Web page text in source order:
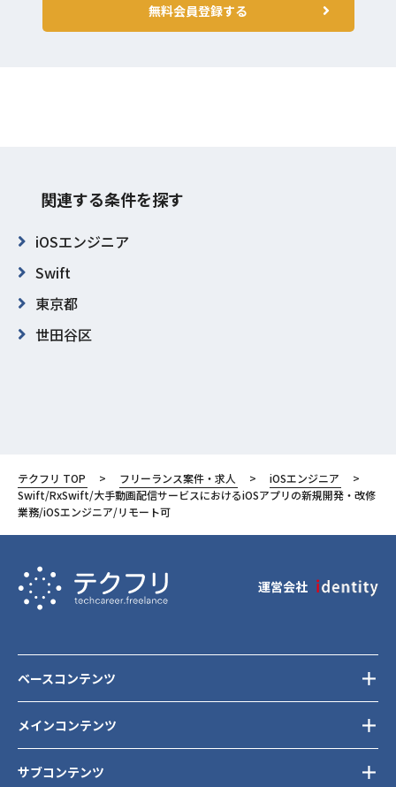
無料会員登録する
関連する条件を探す
iOSエンジニア
Swift
東京都
世田谷区
テクフリ TOP フリーランス案件・求人
iOSエンジニア
Swift/RxSwift/大手動画配信サービスにおけるiOSアプリの新規開発・改修
業務/iOSエンジニア/リモート可
運営会社
メインコンテンツ
サブコンテンツ
ベースコンテンツ